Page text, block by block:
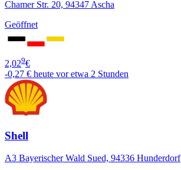
Chamer Str. 20, 94347 Ascha
Geöffnet
2,029€
-0,27 € heute vor etwa 2 Stunden
Shell
A3 Bayerischer Wald Sued, 94336 Hunderdorf